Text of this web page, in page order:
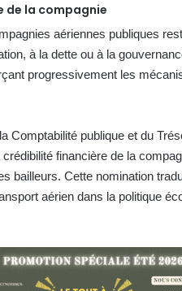
de la compagnie
aériennes publiques
à la dette ou à la
progressivement les
Comptabilité publique et du
financière de la
bailleurs. Cette nomination
aérien dans la politique